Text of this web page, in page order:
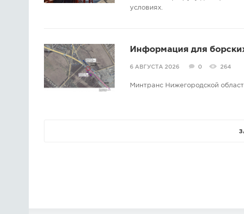
условиях.
Информация для
6 АВГУСТА 2026 0 264
Минтранс Нижегородской